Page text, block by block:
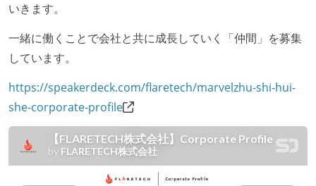
いきます。
一緒に働くことで会社と共に成長していく「仲間」を募集
しています。
https://speakerdeck.com/flaretech/marvelzhu-shi-hui-
she-corporate-profile